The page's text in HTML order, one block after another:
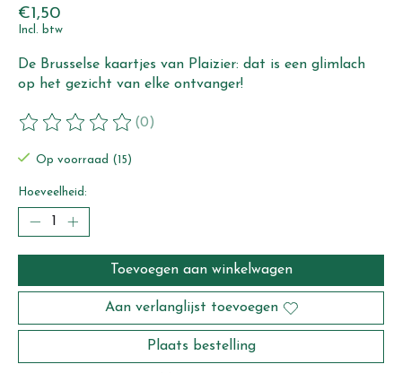
€1,50
Incl. btw
De Brusselse kaartjes van Plaizier: dat is een glimlach
op het gezicht van elke ontvanger!
De beoordeling van dit product is
(0)
Op voorraad (15)
Hoeveelheid:
Toevoegen aan winkelwagen
Aan verlanglijst toevoegen
Plaats bestelling